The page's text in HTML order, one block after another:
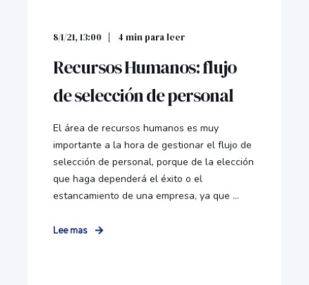
8/1/21, 13:00 4 min para leer
Recursos Humanos: flujo
de selección de personal
El área de recursos humanos es muy
importante a la hora de gestionar el flujo de
selección de personal, porque de la elección
que haga dependerá el éxito o el
estancamiento de una empresa, ya que ...
Lee mas